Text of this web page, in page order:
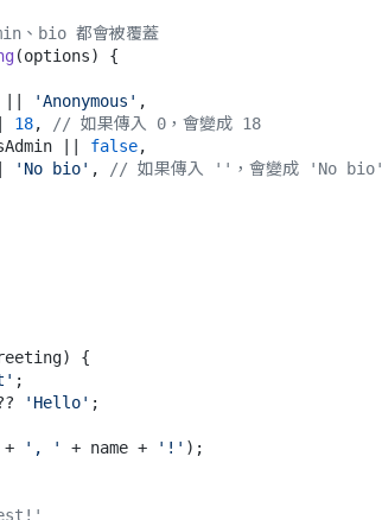
、bio 都會被覆蓋
(options) {
'Anonymous' ,
18, // 如果傳入 0，會變成 18
false,
'No bio' , // 如果傳入 ''，會變成 'No bio'
) {
;
'Hello' ;
', ' + name + '!' );